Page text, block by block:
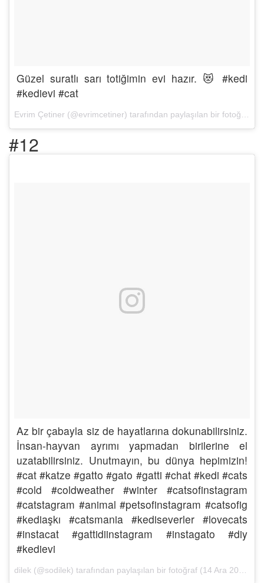
Güzel suratlı sarı totiğimin evi hazır. 😻 #kedi
#kedievi #cat
#12
Az bir çabayla siz de hayatlarına dokunabilirsiniz.
İnsan-hayvan ayrımı yapmadan birilerine el
uzatabilirsiniz. Unutmayın, bu dünya hepimizin!
#cat #katze #gatto #gato #gatti #chat #kedi #cats
#cold #coldweather #winter #catsofinstagram
#catstagram #animal #petsofinstagram #catsofig
#kediaşkı #catsmania #kediseverler #lovecats
#instacat #gattidiinstagram #instagato #diy
#kedievi
dilek (@sodilek) tarafından paylaşılan bir fotoğraf (14 Ara 2016, 09:20 PST